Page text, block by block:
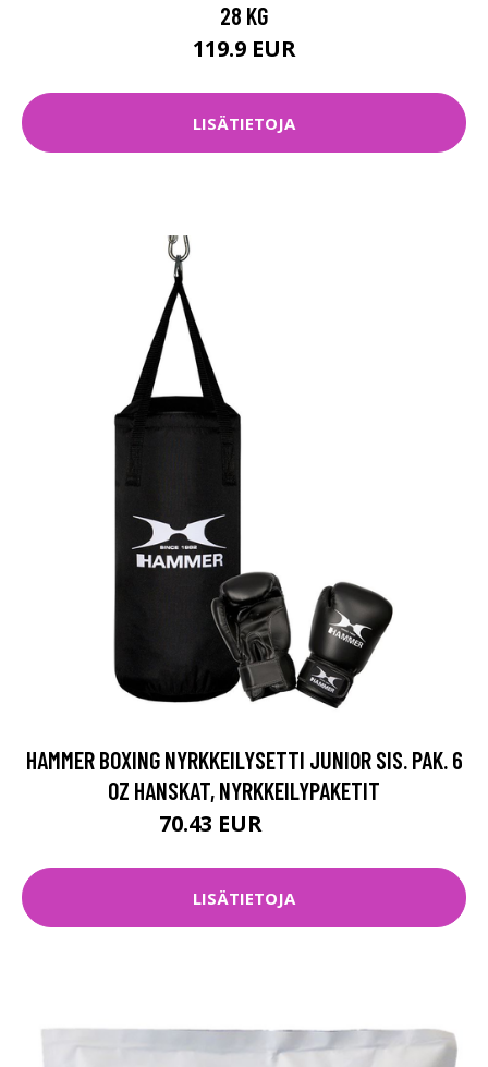
28 KG
119.9 EUR
LISÄTIETOJA
HAMMER BOXING NYRKKEILYSETTI JUNIOR SIS. PAK. 6
OZ HANSKAT, NYRKKEILYPAKETIT
70.43 EUR
LISÄTIETOJA